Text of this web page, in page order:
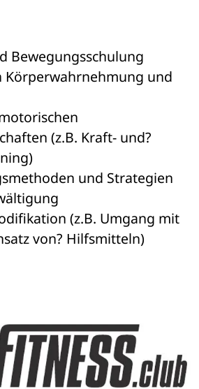
Bewegungsschulung
Körperwahrnehmung und
(z.B. Kraft- und?
und Strategien
(z.B. Umgang mit
von? Hilfsmitteln)